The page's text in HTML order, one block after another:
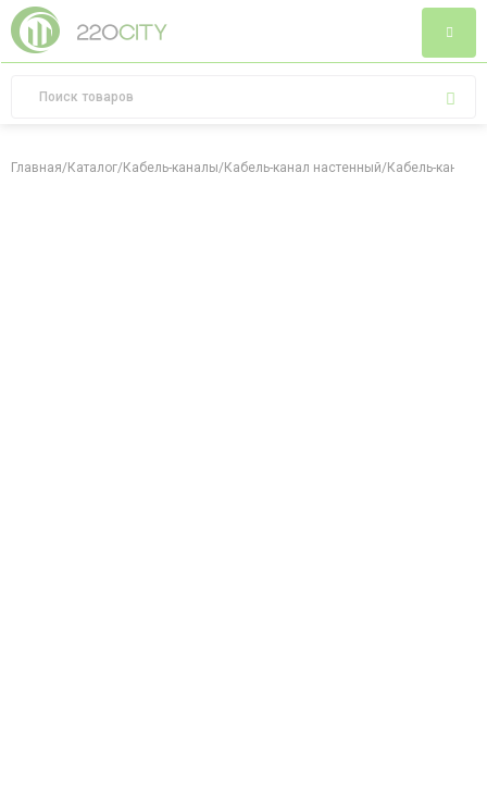
Главная/Каталог/Кабель-каналы/Кабель-канал настенный/Кабель-канал